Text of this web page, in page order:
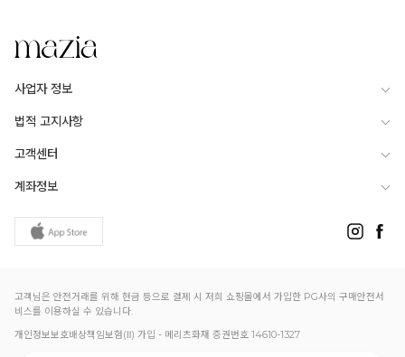
사업자 정보
법적 고지사항
고객센터
계좌정보
고객님은 안전거래를 위해 현금 등으로 결제 시 저희 쇼핑몰에서 가입한 PG사의 구매안전서
비스를 이용하실 수 있습니다.
개인정보보호배상책임보험(Ⅱ) 가입 - 메리츠화재 증권번호 14610-1327